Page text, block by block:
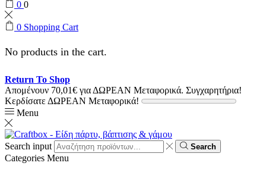
0 0
0 Shopping Cart
No products in the cart.
Return To Shop
Απομένουν 70,01€ για ΔΩΡΕΑΝ Μεταφορικά. Συγχαρητήρια!
Κερδίσατε ΔΩΡΕΑΝ Μεταφορικά!
Menu
Search input Search
Categories Menu